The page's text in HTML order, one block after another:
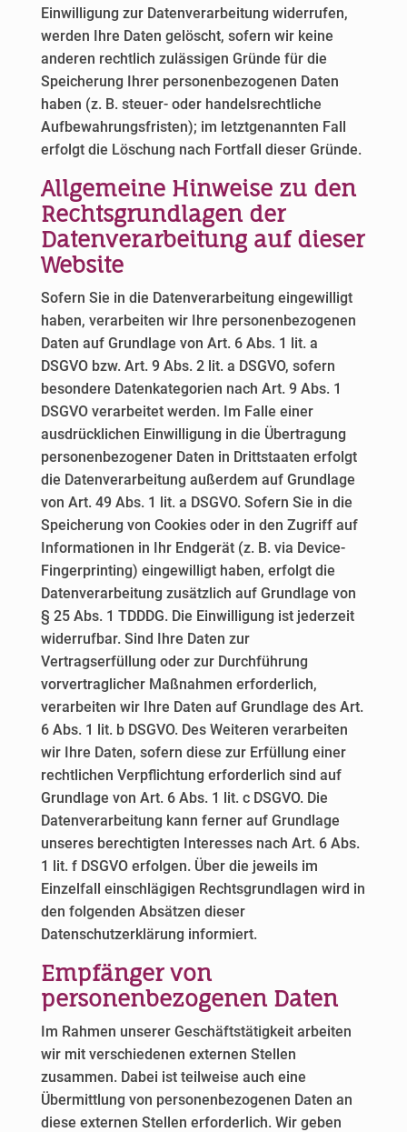
Einwilligung zur Datenverarbeitung widerrufen,
werden Ihre Daten gelöscht, sofern wir keine
anderen rechtlich zulässigen Gründe für die
Speicherung Ihrer personenbezogenen Daten
haben (z. B. steuer- oder handelsrechtliche
Aufbewahrungsfristen); im letztgenannten Fall
erfolgt die Löschung nach Fortfall dieser Gründe.
Allgemeine Hinweise zu den
Rechtsgrundlagen der
Datenverarbeitung auf dieser
Website
Sofern Sie in die Datenverarbeitung eingewilligt
haben, verarbeiten wir Ihre personenbezogenen
Daten auf Grundlage von Art. 6 Abs. 1 lit. a
DSGVO bzw. Art. 9 Abs. 2 lit. a DSGVO, sofern
besondere Datenkategorien nach Art. 9 Abs. 1
DSGVO verarbeitet werden. Im Falle einer
ausdrücklichen Einwilligung in die Übertragung
personenbezogener Daten in Drittstaaten erfolgt
die Datenverarbeitung außerdem auf Grundlage
von Art. 49 Abs. 1 lit. a DSGVO. Sofern Sie in die
Speicherung von Cookies oder in den Zugriff auf
Informationen in Ihr Endgerät (z. B. via Device-
Fingerprinting) eingewilligt haben, erfolgt die
Datenverarbeitung zusätzlich auf Grundlage von
§ 25 Abs. 1 TDDDG. Die Einwilligung ist jederzeit
widerrufbar. Sind Ihre Daten zur
Vertragserfüllung oder zur Durchführung
vorvertraglicher Maßnahmen erforderlich,
verarbeiten wir Ihre Daten auf Grundlage des Art.
6 Abs. 1 lit. b DSGVO. Des Weiteren verarbeiten
wir Ihre Daten, sofern diese zur Erfüllung einer
rechtlichen Verpflichtung erforderlich sind auf
Grundlage von Art. 6 Abs. 1 lit. c DSGVO. Die
Datenverarbeitung kann ferner auf Grundlage
unseres berechtigten Interesses nach Art. 6 Abs.
1 lit. f DSGVO erfolgen. Über die jeweils im
Einzelfall einschlägigen Rechtsgrundlagen wird in
den folgenden Absätzen dieser
Datenschutzerklärung informiert.
Empfänger von
personenbezogenen Daten
Im Rahmen unserer Geschäftstätigkeit arbeiten
wir mit verschiedenen externen Stellen
zusammen. Dabei ist teilweise auch eine
Übermittlung von personenbezogenen Daten an
diese externen Stellen erforderlich. Wir geben